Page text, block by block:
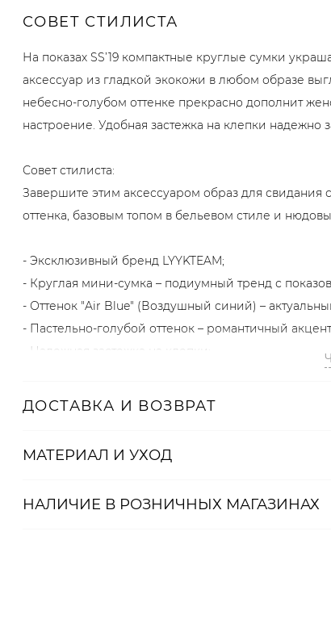
СОВЕТ СТИЛИСТА
На показах SS’19 компактные круглые сумки
аксессуар из гладкой экокожи в любом образе
небесно-голубом оттенке прекрасно дополнит
настроение. Удобная застежка на клепки надежно
Совет стилиста:
Завершите этим аксессуаром образ для
оттенка, базовым топом в бельевом стиле и
- Эксклюзивный бренд LYYKTEAM;
- Круглая мини-сумка – подиумный тренд с показов
- Оттенок "Air Blue" (Воздушный синий) –
- Пастельно-голубой оттенок – романтичный
- Надежная застежка на клепки;
Артикул
ДОСТАВКА И ВОЗВРАТ
МАТЕРИАЛ И УХОД
НАЛИЧИЕ В РОЗНИЧНЫХ МАГАЗИНАХ